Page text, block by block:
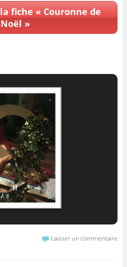
fiche « Couronne de
Noël »
Laisser un commentaire